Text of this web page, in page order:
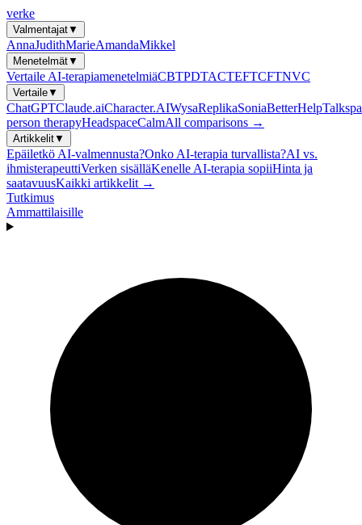
verke
Valmentajat▼
AnnaJudithMarieAmandaMikkel
Menetelmät▼
Vertaile AI-terapiamenetelmiäCBTPDTACTEFTCFTNVC
Vertaile▼
ChatGPTClaude.aiCharacter.AIWysaReplikaSoniaBetterHelp
person therapyHeadspaceCalmAll comparisons →
Artikkelit▼
Epäiletkö AI-valmennusta?Onko AI-terapia turvallista?AI vs.
ihmisterapeuttiVerken sisälläKenelle AI-terapia sopiiHinta ja
saatavuusKaikki artikkelit →
Tutkimus
Ammattilaisille